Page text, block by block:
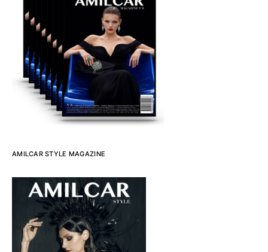
AMILCAR STYLE MAGAZINE